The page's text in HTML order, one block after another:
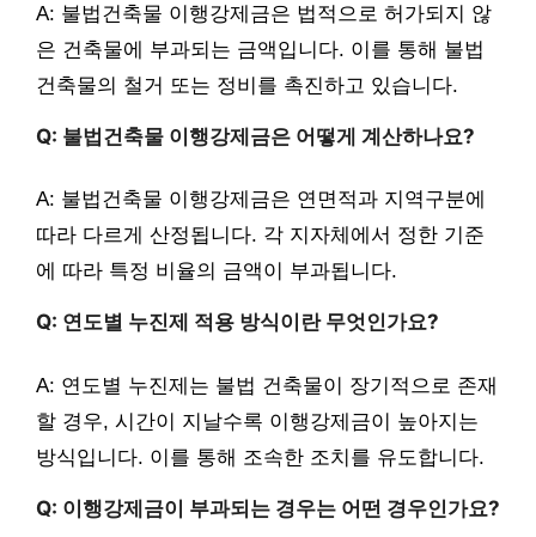
A: 불법건축물 이행강제금은 법적으로 허가되지 않
은 건축물에 부과되는 금액입니다. 이를 통해 불법
건축물의 철거 또는 정비를 촉진하고 있습니다.
Q: 불법건축물 이행강제금은 어떻게 계산하나요?
A: 불법건축물 이행강제금은 연면적과 지역구분에
따라 다르게 산정됩니다. 각 지자체에서 정한 기준
에 따라 특정 비율의 금액이 부과됩니다.
Q: 연도별 누진제 적용 방식이란 무엇인가요?
A: 연도별 누진제는 불법 건축물이 장기적으로 존재
할 경우, 시간이 지날수록 이행강제금이 높아지는
방식입니다. 이를 통해 조속한 조치를 유도합니다.
Q: 이행강제금이 부과되는 경우는 어떤 경우인가요?